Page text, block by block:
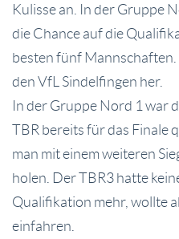
Kulisse an. In der Gruppe
die Chance auf die
besten fünf Mannschaften.
den VfL Sindelfingen her.
In der Gruppe Nord 1 war
TBR bereits für das Finale
man mit einem weiteren
holen. Der TBR3 hatte
Qualifikation mehr, wollte
einfahren.